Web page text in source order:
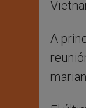
A